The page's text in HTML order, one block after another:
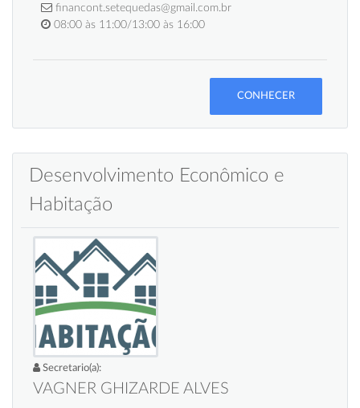
financont.setequedas@gmail.com.br
08:00 às 11:00/13:00 às 16:00
CONHECER
Desenvolvimento Econômico e
Habitação
Secretario(a):
VAGNER GHIZARDE ALVES